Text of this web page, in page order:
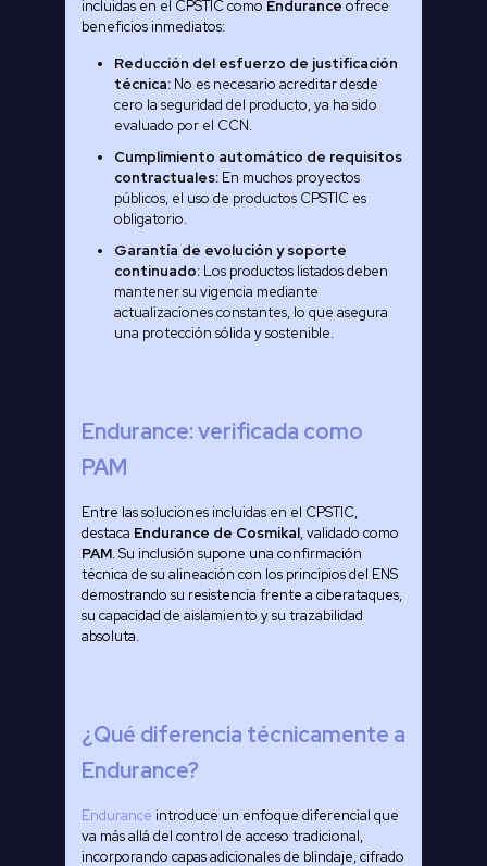
incluidas en el CPSTIC como Endurance ofrece
beneficios inmediatos:
Reducción del esfuerzo de justificación
técnica: No es necesario acreditar desde
cero la seguridad del producto, ya ha sido
evaluado por el CCN.
Cumplimiento automático de requisitos
contractuales: En muchos proyectos
públicos, el uso de productos CPSTIC es
obligatorio.
Garantía de evolución y soporte
continuado: Los productos listados deben
mantener su vigencia mediante
actualizaciones constantes, lo que asegura
una protección sólida y sostenible.
Endurance: verificada como
PAM
Entre las soluciones incluidas en el CPSTIC,
destaca Endurance de Cosmikal, validado como
PAM. Su inclusión supone una confirmación
técnica de su alineación con los principios del ENS
demostrando su resistencia frente a ciberataques,
su capacidad de aislamiento y su trazabilidad
absoluta.
¿Qué diferencia técnicamente a
Endurance?
Endurance introduce un enfoque diferencial que
va más allá del control de acceso tradicional,
incorporando capas adicionales de blindaje, cifrado